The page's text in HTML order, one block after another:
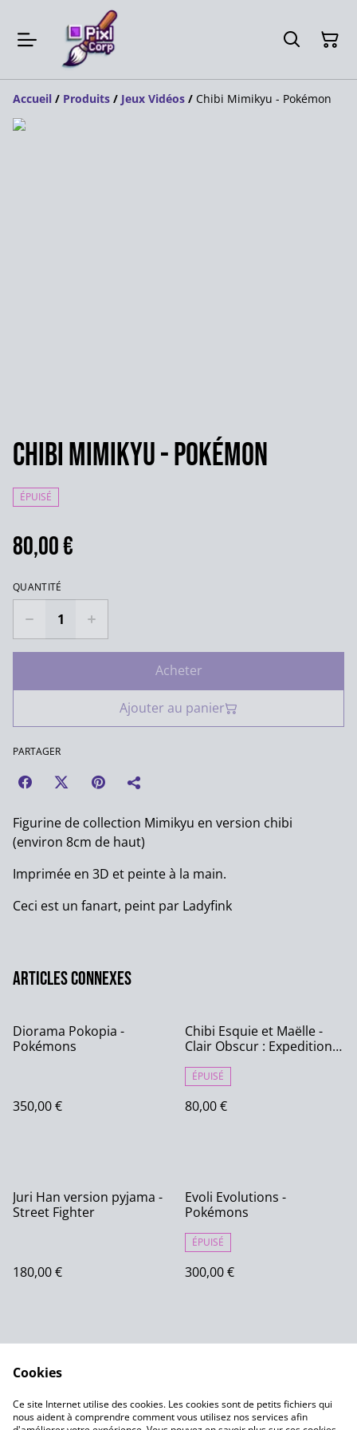
Accueil / Produits / Jeux Vidéos / Chibi Mimikyu - Pokémon
Chibi Mimikyu - Pokémon
ÉPUISÉ
80,00 €
QUANTITÉ
Acheter
Ajouter au panier
PARTAGER
Figurine de collection Mimikyu en version chibi
(environ 8cm de haut)
Imprimée en 3D et peinte à la main.
Ceci est un fanart, peint par Ladyfink
Articles connexes
Diorama Pokopia -
Pokémons
350,00 €
Chibi Esquie et Maëlle -
Clair Obscur : Expedition
ÉPUISÉ
80,00 €
Juri Han version pyjama -
Street Fighter
180,00 €
Evoli Evolutions -
Pokémons
ÉPUISÉ
300,00 €
Contactez-nous
Conditions
Cookies
Ce site Internet utilise des cookies. Les cookies sont de petits fichiers qui
nous aident à comprendre comment vous utilisez nos services afin